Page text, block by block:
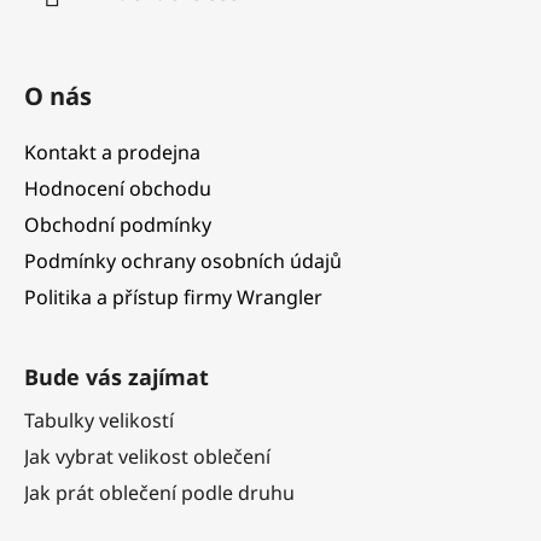
O nás
Kontakt a prodejna
Hodnocení obchodu
Obchodní podmínky
Podmínky ochrany osobních údajů
Politika a přístup firmy Wrangler
Bude vás zajímat
Tabulky velikostí
Jak vybrat velikost oblečení
Jak prát oblečení podle druhu